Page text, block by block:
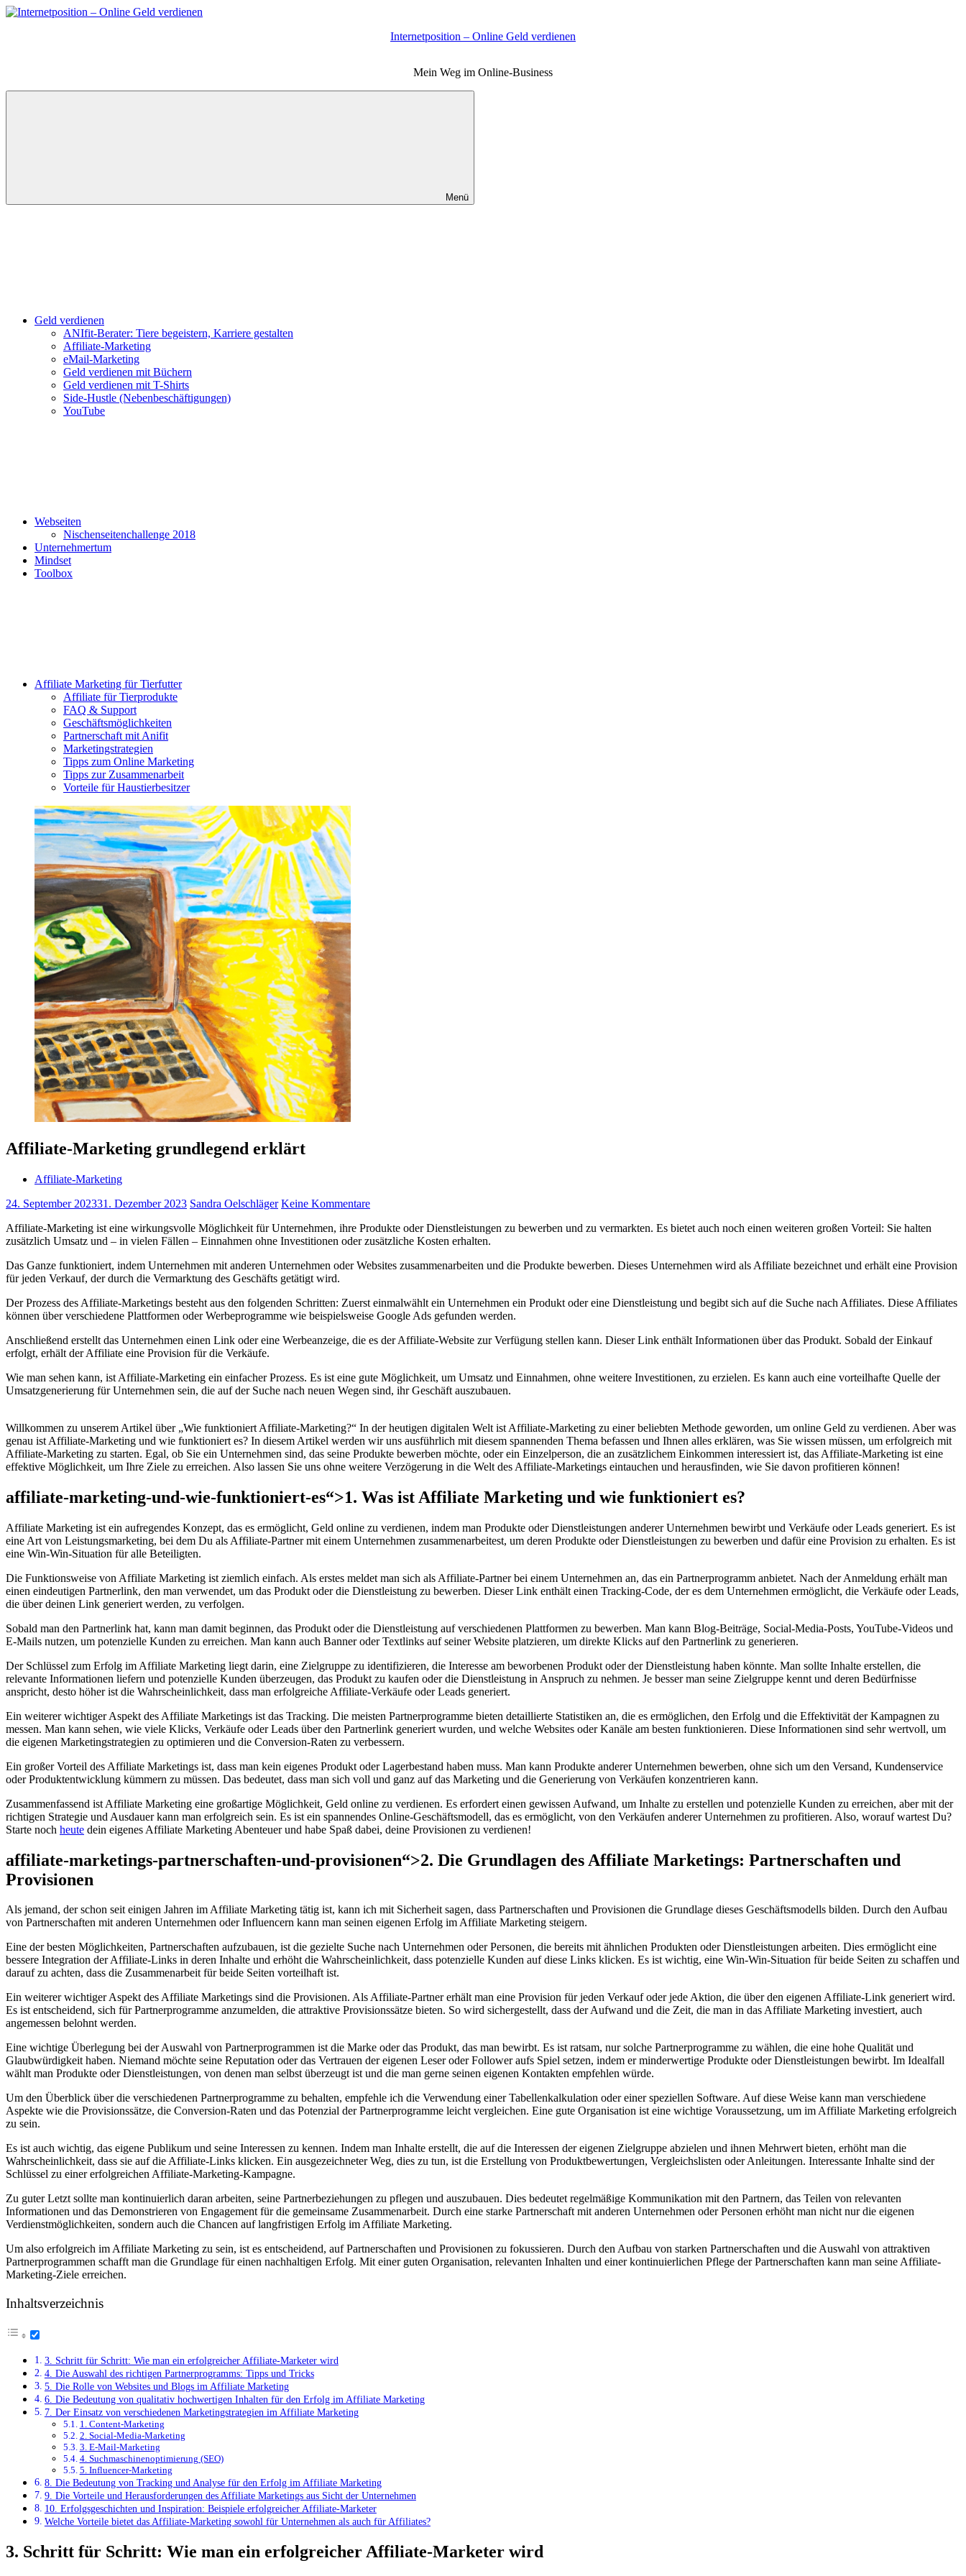
Zum
Internetposition – Online Geld verdienen
Mein Weg im Online-Business
Menü
Geld verdienen
ANIfit-Berater: Tiere begeistern, Karriere gestalten
Affiliate-Marketing
eMail-Marketing
Geld verdienen mit Büchern
Geld verdienen mit T-Shirts
Side-Hustle (Nebenbeschäftigungen)
YouTube
Webseiten
Nischenseitenchallenge 2018
Unternehmertum
Mindset
Toolbox
Affiliate Marketing für Tierfutter
Affiliate für Tierprodukte
FAQ & Support
Geschäftsmöglichkeiten
Partnerschaft mit Anifit
Marketingstrategien
Tipps zum Online Marketing
Tipps zur Zusammenarbeit
Vorteile für Haustierbesitzer
Affiliate-Marketing grundlegend erklärt
Affiliate-Marketing
24. September 202331. Dezember 2023 Sandra Oelschläger Keine Kommentare
Affiliate-Marketing ist eine wirkungsvolle Möglichkeit für Unternehmen, ihre Produkte oder Dienstleistungen zu bewerben und zu vermarkten. Es bietet auch noch einen weiteren großen Vorteil: Sie halten
zusätzlich Umsatz und – in vielen Fällen – Einnahmen ohne Investitionen oder zusätzliche Kosten erhalten.
Das Ganze funktioniert, indem Unternehmen mit anderen Unternehmen oder Websites zusammenarbeiten und die Produkte bewerben. Dieses Unternehmen wird als Affiliate bezeichnet und erhält eine Provision
für jeden Verkauf, der durch die Vermarktung des Geschäfts getätigt wird.
Der Prozess des Affiliate-Marketings besteht aus den folgenden Schritten: Zuerst einmalwählt ein Unternehmen ein Produkt oder eine Dienstleistung und begibt sich auf die Suche nach Affiliates. Diese Affiliates
können über verschiedene Plattformen oder Werbeprogramme wie beispielsweise Google Ads gefunden werden.
Anschließend erstellt das Unternehmen einen Link oder eine Werbeanzeige, die es der Affiliate-Website zur Verfügung stellen kann. Dieser Link enthält Informationen über das Produkt. Sobald der Einkauf
erfolgt, erhält der Affiliate eine Provision für die Verkäufe.
Wie man sehen kann, ist Affiliate-Marketing ein einfacher Prozess. Es ist eine gute Möglichkeit, um Umsatz und Einnahmen, ohne weitere Investitionen, zu erzielen. Es kann auch eine vorteilhafte Quelle der
Umsatzgenerierung für Unternehmen sein, die auf der Suche nach neuen Wegen sind, ihr Geschäft auszubauen.
Willkommen zu​ unserem Artikel ​über „Wie ‍funktioniert Affiliate-Marketing?“ In der heutigen digitalen ‍Welt ist Affiliate-Marketing zu einer beliebten Methode ⁣geworden,⁢ um online Geld zu verdienen. Aber was
genau ‍ist​ Affiliate-Marketing​ und wie funktioniert ⁣es?⁣ In ⁣diesem Artikel⁢ werden wir uns ausführlich mit diesem​ spannenden ​Thema befassen und Ihnen alles ‍erklären, was ‌Sie wissen müssen, um erfolgreich mit
Affiliate-Marketing zu starten. Egal,‍ ob Sie ein Unternehmen sind, das ⁢seine Produkte bewerben möchte, oder ein‍ Einzelperson, ⁤die an zusätzlichem Einkommen interessiert ist, das ‍Affiliate-Marketing ist⁤ eine
effektive Möglichkeit, um‌ Ihre ⁢Ziele zu erreichen. Also lassen Sie​ uns ohne ⁣weitere Verzögerung in die⁣ Welt des Affiliate-Marketings ⁢eintauchen und herausfinden, ​wie Sie⁢ davon profitieren ⁢können!
affiliate-marketing-und-wie-funktioniert-es“>1.⁤ Was ist Affiliate Marketing und wie funktioniert‍ es?
Affiliate Marketing ist ein aufregendes Konzept, das es ermöglicht,⁤ Geld online zu verdienen, indem⁢ man Produkte ​oder Dienstleistungen⁣ anderer Unternehmen bewirbt und Verkäufe oder Leads generiert. Es ist
eine Art ⁤von‍ Leistungsmarketing, bei ⁤dem⁣ Du als‍ Affiliate-Partner mit einem⁤ Unternehmen zusammenarbeitest, ⁣um deren⁣ Produkte ​oder Dienstleistungen zu bewerben und dafür eine Provision zu erhalten. Es ⁤ist
eine Win-Win-Situation​ für alle Beteiligten.
Die ⁤Funktionsweise von Affiliate Marketing ⁤ist⁤ ziemlich einfach. Als erstes meldet‍ man sich als Affiliate-Partner ‍bei einem Unternehmen​ an, das ein ⁣Partnerprogramm anbietet. Nach der ⁢Anmeldung erhält man
einen ⁤eindeutigen Partnerlink, den man verwendet, um ‍das Produkt oder die ‍Dienstleistung zu ‌bewerben.‌ Dieser Link enthält einen Tracking-Code, ⁤der es dem Unternehmen ermöglicht, die Verkäufe oder Leads,
die über deinen Link generiert werden, zu verfolgen.
Sobald⁣ man den ‌Partnerlink hat, kann man ​damit‍ beginnen, das Produkt oder die Dienstleistung auf ⁤verschiedenen Plattformen zu bewerben. Man⁤ kann Blog-Beiträge, Social-Media-Posts, ‍YouTube-Videos⁣ und⁢
E-Mails nutzen,⁢ um potenzielle ​Kunden zu erreichen. Man kann‍ auch Banner oder Textlinks‌ auf ‌seiner Website platzieren, um direkte Klicks auf den Partnerlink zu generieren.
Der Schlüssel zum Erfolg im⁣ Affiliate Marketing liegt darin, eine⁣ Zielgruppe zu​ identifizieren, ‍die ⁣Interesse am beworbenen Produkt oder der Dienstleistung‌ haben könnte. Man sollte Inhalte‌ erstellen, die
relevante Informationen liefern und potenzielle Kunden überzeugen, das Produkt zu kaufen oder die⁤ Dienstleistung in Anspruch zu nehmen. Je besser man seine⁢ Zielgruppe kennt⁢ und⁤ deren ⁢Bedürfnisse
anspricht, desto höher⁢ ist die Wahrscheinlichkeit, dass⁤ man erfolgreiche Affiliate-Verkäufe oder⁤ Leads generiert.
Ein weiterer wichtiger Aspekt des Affiliate Marketings ist⁢ das Tracking. Die meisten Partnerprogramme bieten detaillierte Statistiken an, die‌ es ermöglichen, den Erfolg‍ und die Effektivität der Kampagnen zu
messen. Man kann sehen, wie viele Klicks, Verkäufe oder Leads über ⁣den ⁣Partnerlink ​generiert wurden, ‌und welche Websites oder Kanäle am besten funktionieren. Diese Informationen sind⁤ sehr wertvoll, um ​
die eigenen Marketingstrategien zu ⁣optimieren und die Conversion-Raten zu ⁤verbessern.
Ein großer Vorteil ‌des ⁤Affiliate Marketings ist, dass man kein ‍eigenes ‍Produkt‍ oder Lagerbestand haben ‌muss.‍ Man‍ kann Produkte anderer Unternehmen bewerben, ohne sich‌ um den Versand, Kundenservice
oder Produktentwicklung kümmern zu ​müssen. ​Das‌ bedeutet, dass man sich voll und⁤ ganz auf⁣ das Marketing und die Generierung von Verkäufen konzentrieren kann.
Zusammenfassend ⁢ist Affiliate Marketing‌ eine ​großartige Möglichkeit, Geld online zu verdienen. Es erfordert einen ⁢gewissen‌ Aufwand, um Inhalte zu erstellen und potenzielle Kunden zu erreichen,⁤ aber mit der‌
richtigen‌ Strategie und Ausdauer kann man erfolgreich sein. Es ist‍ ein spannendes Online-Geschäftsmodell, das es ermöglicht, von den Verkäufen anderer ⁢Unternehmen zu profitieren. Also,⁢ worauf wartest Du?
‍Starte ​noch heute dein ⁢eigenes ​Affiliate ⁣Marketing Abenteuer und habe Spaß dabei, deine ⁢Provisionen zu verdienen!
affiliate-marketings-partnerschaften-und-provisionen“>2. Die Grundlagen des Affiliate Marketings: Partnerschaften und
Provisionen
Als jemand, ‍der schon seit⁢ einigen Jahren im Affiliate ‍Marketing‍ tätig ist, ‌kann ich mit Sicherheit sagen, dass⁤ Partnerschaften und Provisionen die Grundlage dieses Geschäftsmodells bilden. Durch⁤ den Aufbau
‍von Partnerschaften mit ⁤anderen Unternehmen⁤ oder Influencern ⁤kann man seinen eigenen Erfolg im Affiliate ⁣Marketing steigern.
Eine der besten Möglichkeiten, Partnerschaften aufzubauen,⁤ ist ⁣die‌ gezielte Suche nach Unternehmen oder ‍Personen,⁣ die bereits mit ähnlichen Produkten oder Dienstleistungen arbeiten. ⁤Dies ermöglicht eine
bessere Integration der Affiliate-Links ‍in‍ deren‍ Inhalte und erhöht die Wahrscheinlichkeit, dass potenzielle Kunden auf diese​ Links klicken. Es ist wichtig, eine Win-Win-Situation für beide Seiten ⁢zu schaffen und
​darauf ‌zu achten, dass die ​Zusammenarbeit⁣ für‍ beide Seiten ​vorteilhaft ‍ist.
Ein weiterer wichtiger Aspekt des Affiliate ⁣Marketings sind die Provisionen.​ Als ⁢Affiliate-Partner erhält man eine Provision für jeden Verkauf ‌oder jede⁣ Aktion, die über den eigenen Affiliate-Link generiert⁣ wird.
Es ‌ist entscheidend, ‌sich für ⁢Partnerprogramme anzumelden, die⁤ attraktive ⁣Provisionssätze⁣ bieten. So wird sichergestellt, dass der Aufwand⁤ und die Zeit, die ​man in das‍ Affiliate Marketing investiert, auch
angemessen belohnt⁢ werden.
Eine wichtige Überlegung bei der Auswahl von Partnerprogrammen ist​ die Marke oder das Produkt, das⁣ man bewirbt. Es ist ratsam, ⁢nur solche Partnerprogramme zu wählen, die eine hohe Qualität und
⁤Glaubwürdigkeit haben. Niemand möchte seine Reputation​ oder das Vertrauen der​ eigenen‌ Leser​ oder​ Follower aufs Spiel setzen, indem er‌ minderwertige Produkte oder⁣ Dienstleistungen bewirbt. Im Idealfall
wählt​ man Produkte oder Dienstleistungen,⁢ von denen man selbst überzeugt‌ ist und die man gerne seinen eigenen Kontakten ⁣empfehlen ‍würde.
Um den Überblick über die verschiedenen ‌Partnerprogramme zu behalten, empfehle ich die Verwendung‍ einer Tabellenkalkulation oder einer speziellen Software. Auf⁢ diese ‌Weise kann man verschiedene
Aspekte wie die Provisionssätze,⁤ die Conversion-Raten und das Potenzial der Partnerprogramme⁣ leicht‌ vergleichen. Eine⁣ gute​ Organisation ist eine ‍wichtige Voraussetzung, um im Affiliate Marketing erfolgreich⁣
zu⁤ sein.
Es ist auch wichtig,‌ das eigene Publikum​ und seine Interessen zu kennen. Indem man Inhalte erstellt,⁢ die auf die ‍Interessen der eigenen Zielgruppe abzielen⁢ und ihnen Mehrwert bieten, erhöht‌ man die
Wahrscheinlichkeit,‍ dass sie auf die Affiliate-Links klicken. Ein ausgezeichneter Weg,‌ dies​ zu tun, ist die Erstellung von Produktbewertungen, Vergleichslisten oder Anleitungen. Interessante Inhalte‍ sind der
Schlüssel zu einer erfolgreichen Affiliate-Marketing-Kampagne.
Zu ‍guter Letzt sollte man kontinuierlich daran arbeiten, seine Partnerbeziehungen zu pflegen ⁢und auszubauen. Dies bedeutet regelmäßige Kommunikation mit‌ den Partnern, das Teilen von​ relevanten‌
Informationen und das Demonstrieren von Engagement ⁢für​ die⁤ gemeinsame ​Zusammenarbeit. Durch eine starke Partnerschaft mit anderen⁢ Unternehmen ⁤oder Personen erhöht man nicht nur die eigenen
Verdienstmöglichkeiten, sondern auch die Chancen auf langfristigen Erfolg im Affiliate Marketing.
Um also erfolgreich im Affiliate Marketing zu sein, ⁤ist es entscheidend, ‌auf Partnerschaften und Provisionen zu fokussieren. Durch⁤ den Aufbau von starken⁣ Partnerschaften ‌und die Auswahl ‍von attraktiven
⁣Partnerprogrammen schafft man⁣ die Grundlage für einen nachhaltigen Erfolg. Mit einer guten ⁤Organisation, relevanten⁤ Inhalten und ⁣einer ‍kontinuierlichen Pflege‌ der⁣ Partnerschaften kann man seine Affiliate-
Marketing-Ziele erreichen.
Inhaltsverzeichnis
3.‌ Schritt‌ für Schritt: Wie ⁤man ‌ein‍ erfolgreicher ‍Affiliate-Marketer​ wird
4. Die Auswahl des richtigen ⁢Partnerprogramms: Tipps und Tricks
5. Die Rolle von Websites und Blogs im Affiliate Marketing
6. Die Bedeutung von qualitativ hochwertigen ⁢Inhalten für den ⁢Erfolg im Affiliate Marketing
7. Der Einsatz von verschiedenen Marketingstrategien im Affiliate Marketing
1. Content-Marketing
2. ‌Social-Media-Marketing
3. E-Mail-Marketing
4. Suchmaschinenoptimierung (SEO)
5. Influencer-Marketing
8. Die Bedeutung von​ Tracking und Analyse für den Erfolg im‌ Affiliate ​Marketing
9. ⁣Die Vorteile und⁣ Herausforderungen des⁣ Affiliate Marketings aus Sicht ⁣der ‍Unternehmen
10. Erfolgsgeschichten und Inspiration: ‍Beispiele erfolgreicher Affiliate-Marketer
Welche Vorteile bietet ‍das Affiliate-Marketing sowohl‍ für Unternehmen als auch für Affiliates?
3.‌ Schritt‌ für Schritt: Wie ⁤man ‌ein‍ erfolgreicher ‍Affiliate-Marketer​ wird